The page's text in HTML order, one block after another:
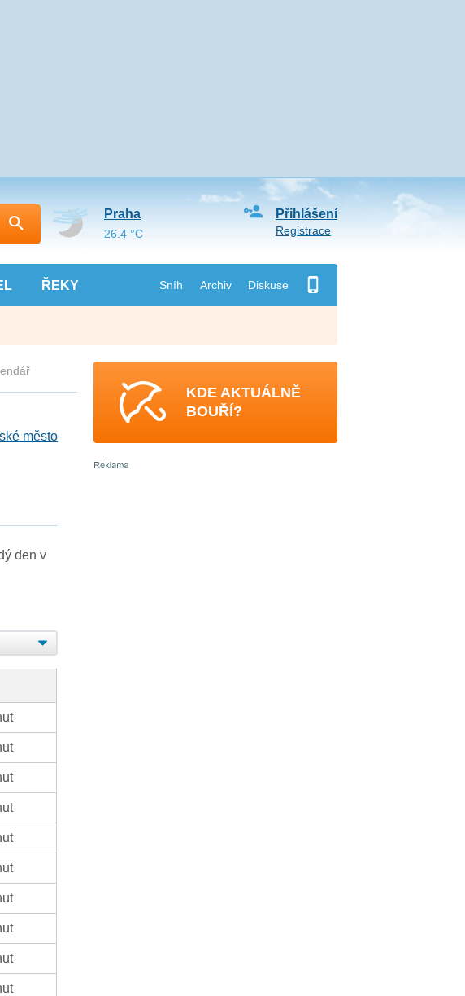
ŘEKY Sníh Archiv Diskuse
Přihlášení
Registrace
Praha
26.4 °C
město
den v
KDE AKTUÁLNĚ
BOUŘÍ?